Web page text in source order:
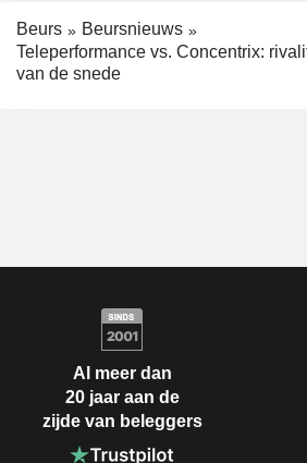
Beurs
Beursnieuws
Teleperformance vs. Concentrix:
van de snede
Al meer dan
20 jaar aan de
zijde van beleggers